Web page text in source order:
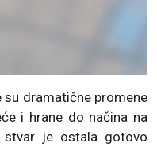
su dramatične promene
i hrane do načina na
stvar je ostala gotovo